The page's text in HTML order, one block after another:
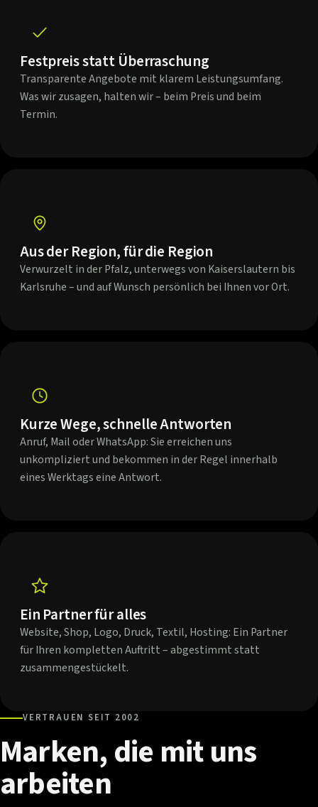
Festpreis statt Überraschung
Transparente Angebote mit klarem Leistungsumfang.
Was wir zusagen, halten wir – beim Preis und beim
Termin.
Aus der Region, für die Region
Verwurzelt in der Pfalz, unterwegs von Kaiserslautern bis
Karlsruhe – und auf Wunsch persönlich bei Ihnen vor Ort.
Kurze Wege, schnelle Antworten
Anruf, Mail oder WhatsApp: Sie erreichen uns
unkompliziert und bekommen in der Regel innerhalb
eines Werktags eine Antwort.
Ein Partner für alles
Website, Shop, Logo, Druck, Textil, Hosting: Ein Partner
für Ihren kompletten Auftritt – abgestimmt statt
zusammengestückelt.
VERTRAUEN SEIT 2002
Marken,die mituns
arbeiten